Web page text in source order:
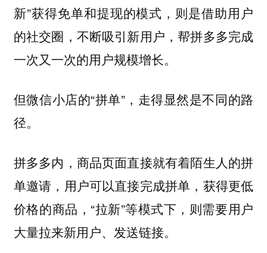
新”获得免单和提现的模式，则是借助用户
的社交圈，不断吸引新用户，帮拼多多完成
一次又一次的用户规模增长。
但微信小店的“拼单”，走得显然是不同的路
径。
拼多多内，商品页面直接就有着陌生人的拼
单邀请，用户可以直接完成拼单，获得更低
价格的商品，“拉新”等模式下，则需要用户
大量拉来新用户、发送链接。